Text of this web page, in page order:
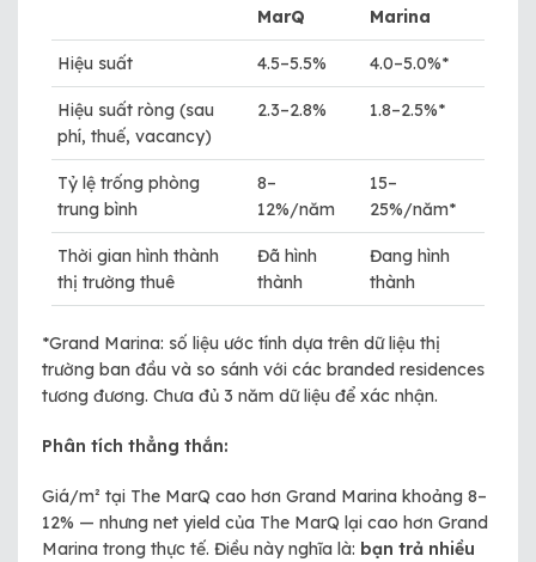
MarQ
Marina
Hiệu suất 4.5–5.5% 4.0–5.0%*
Hiệu suất ròng (sau
phí, thuế, vacancy)
2.3–2.8% 1.8–2.5%*
Tỷ lệ trống phòng
trung bình
8–
12%/năm
15–
25%/năm*
Thời gian hình thành
thị trường thuê
Đã hình
thành
Đang hình
thành
*Grand Marina: số liệu ước tính dựa trên dữ liệu thị
trường ban đầu và so sánh với các branded residences
tương đương. Chưa đủ 3 năm dữ liệu để xác nhận.
Phân tích thẳng thắn:
Giá/m² tại The MarQ cao hơn Grand Marina khoảng 8–
12% — nhưng net yield của The MarQ lại cao hơn Grand
Marina trong thực tế. Điều này nghĩa là: bạn trả nhiều